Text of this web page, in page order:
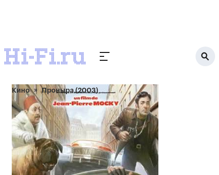
Кино Проныра (2003)